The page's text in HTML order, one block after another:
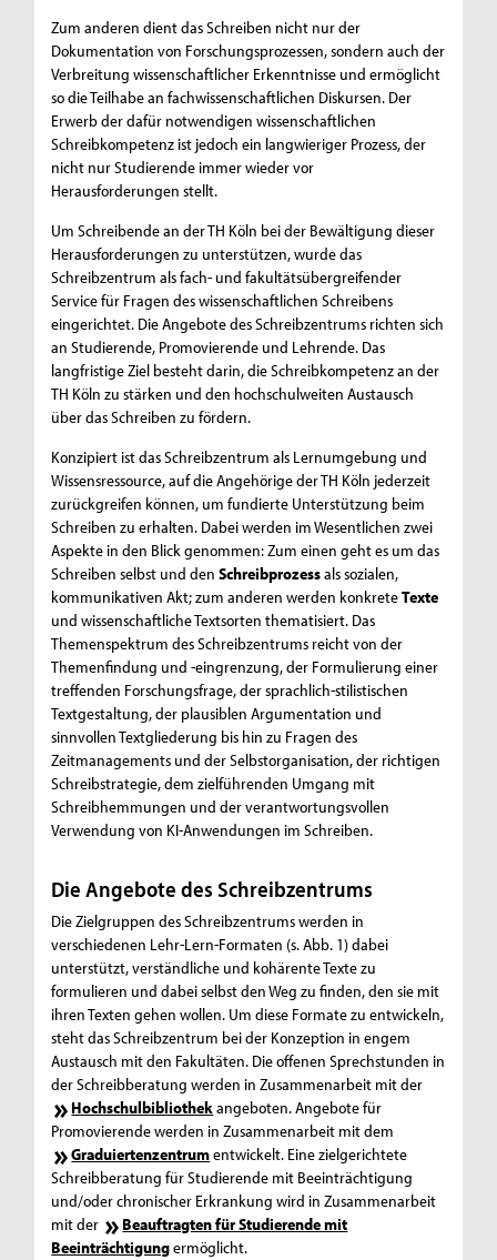
Zum anderen dient das Schreiben nicht nur der
Dokumentation von Forschungsprozessen, sondern auch der
Verbreitung wissenschaftlicher Erkenntnisse und ermöglicht
so die Teilhabe an fachwissenschaftlichen Diskursen. Der
Erwerb der dafür notwendigen wissenschaftlichen
Schreibkompetenz ist jedoch ein langwieriger Prozess, der
nicht nur Studierende immer wieder vor
Herausforderungen stellt.
Um Schreibende an der TH Köln bei der Bewältigung dieser
Herausforderungen zu unterstützen, wurde das
Schreibzentrum als fach- und fakultätsübergreifender
Servicefür Fragen des wissenschaftlichen Schreibens
eingerichtet. Die Angebote des Schreibzentrums richten sich
an Studierende, Promovierende und Lehrende. Das
langfristige Ziel besteht darin, die Schreibkompetenz an der
TH Köln zu stärken und den hochschulweiten Austausch
über das Schreiben zu fördern.
Konzipiert ist das Schreibzentrum als Lernumgebung und
Wissensressource, auf die Angehörige der TH Köln jederzeit
zurückgreifen können, um fundierte Unterstützung beim
Schreiben zu erhalten. Dabei werden im Wesentlichen zwei
Aspekte in den Blick genommen: Zum einen geht es um das
Schreiben selbst und denSchreibprozessals sozialen,
kommunikativen Akt; zum anderen werden konkreteTexte
und wissenschaftliche Textsorten thematisiert. Das
Themenspektrum des Schreibzentrums reicht von der
Themenfindung und -eingrenzung, der Formulierung einer
treffenden Forschungsfrage, der sprachlich-stilistischen
Textgestaltung, der plausiblen Argumentation und
sinnvollen Textgliederung bis hin zu Fragen des
Zeitmanagements und der Selbstorganisation, der richtigen
Schreibstrategie, dem zielführenden Umgang mit
Schreibhemmungen und der verantwortungsvollen
Verwendung von KI-Anwendungen im Schreiben.
Die Angebote des Schreibzentrums
Die Zielgruppen des Schreibzentrums werden in
verschiedenen Lehr-Lern-Formaten (s. Abb. 1) dabei
unterstützt, verständliche und kohärente Texte zu
formulieren und dabei selbst den Weg zu finden, den sie mit
ihren Texten gehen wollen. Um diese Formate zu entwickeln,
steht das Schreibzentrum bei der Konzeption in engem
Austausch mit den Fakultäten. Die offenen Sprechstunden in
der Schreibberatung werden in Zusammenarbeit mit der
Hochschulbibliothekangeboten. Angebote für
Promovierende werden in Zusammenarbeit mit dem
Graduiertenzentrumentwickelt. Eine zielgerichtete
Schreibberatung für Studierende mit Beeinträchtigung
und/oder chronischer Erkrankung wird in Zusammenarbeit
mit der
Beauftragten für Studierende mit
Beeinträchtigungermöglicht.